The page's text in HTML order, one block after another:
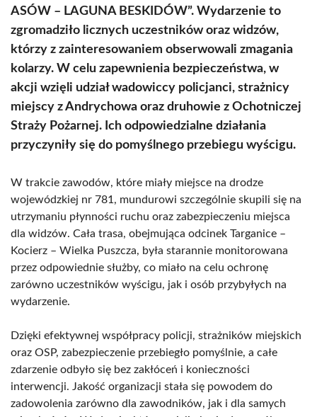
ASÓW – LAGUNA BESKIDÓW”. Wydarzenie to
zgromadziło licznych uczestników oraz widzów,
którzy z zainteresowaniem obserwowali zmagania
kolarzy. W celu zapewnienia bezpieczeństwa, w
akcji wzięli udział wadowiccy policjanci, strażnicy
miejscy z Andrychowa oraz druhowie z Ochotniczej
Straży Pożarnej. Ich odpowiedzialne działania
przyczyniły się do pomyślnego przebiegu wyścigu.
W trakcie zawodów, które miały miejsce na drodze
wojewódzkiej nr 781, mundurowi szczególnie skupili się na
utrzymaniu płynności ruchu oraz zabezpieczeniu miejsca
dla widzów. Cała trasa, obejmująca odcinek Targanice –
Kocierz – Wielka Puszcza, była starannie monitorowana
przez odpowiednie służby, co miało na celu ochronę
zarówno uczestników wyścigu, jak i osób przybyłych na
wydarzenie.
Dzięki efektywnej współpracy policji, strażników miejskich
oraz OSP, zabezpieczenie przebiegło pomyślnie, a całe
zdarzenie odbyło się bez zakłóceń i konieczności
interwencji. Jakość organizacji stała się powodem do
zadowolenia zarówno dla zawodników, jak i dla samych